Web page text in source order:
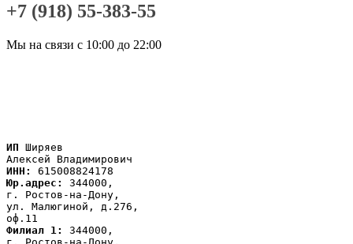
+7 (918) 55-383-55
Мы на связи с 10:00 до 22:00
ИП Ширяев
ИНН:
Юр.адрес:
344000,
г. Ростов-на-Дону,
ул. Малюгиной, д.276,
Филиал 1:
344000,